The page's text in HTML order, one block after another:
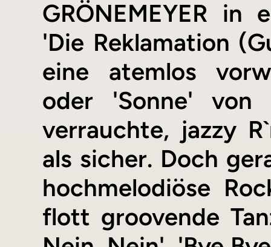
GRÖNEMEYER in
'Die Reklamation
eine atemlos
oder 'Sonne' von
verrauchte, jazzy
als sicher. Doch
hochmelodiöse
flott groovende